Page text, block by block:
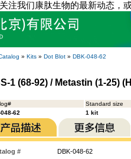
注我们康肽生物的最新动态，
» Kits » Dot Blot » DBK-048-62
1 (68-92) / Metastin (1-25)
Standard size
62
1 kit
#
DBK-048-62